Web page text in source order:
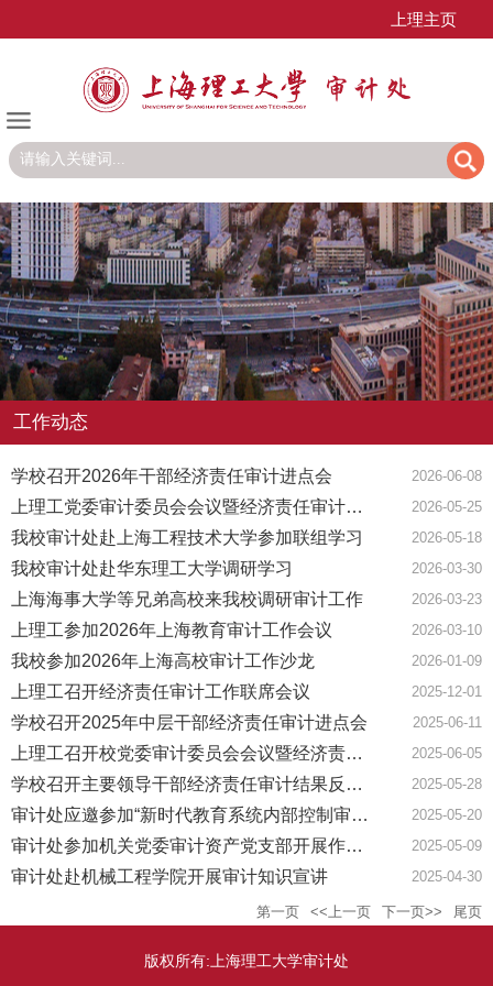
上理主页
工作动态
2026-06-08
学校召开2026年干部经济责任审计进点会
2026-05-25
上理工党委审计委员会会议暨经济责任审计工作联席会议召开
2026-05-18
我校审计处赴上海工程技术大学参加联组学习
2026-03-30
我校审计处赴华东理工大学调研学习
2026-03-23
上海海事大学等兄弟高校来我校调研审计工作
2026-03-10
上理工参加2026年上海教育审计工作会议
2026-01-09
我校参加2026年上海高校审计工作沙龙
2025-12-01
上理工召开经济责任审计工作联席会议
2025-06-11
学校召开2025年中层干部经济责任审计进点会
2025-06-05
上理工召开校党委审计委员会会议暨经济责任审计工作联席会议
2025-05-28
学校召开主要领导干部经济责任审计结果反馈会
2025-05-20
审计处应邀参加“新时代教育系统内部控制审计典型案例”交流研讨会
2025-05-09
审计处参加机关党委审计资产党支部开展作风建设主题党日活动
2025-04-30
审计处赴机械工程学院开展审计知识宣讲
第一页 <<上一页 下一页>> 尾页
版权所有:上海理工大学审计处